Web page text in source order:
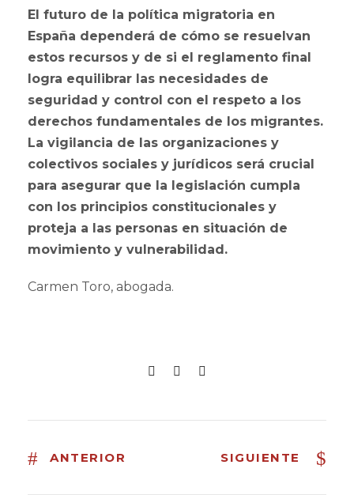
El futuro de la política migratoria en
España dependerá de cómo se resuelvan
estos recursos y de si el reglamento final
logra equilibrar las necesidades de
seguridad y control con el respeto a los
derechos fundamentales de los migrantes.
La vigilancia de las organizaciones y
colectivos sociales y jurídicos será crucial
para asegurar que la legislación cumpla
con los principios constitucionales y
proteja a las personas en situación de
movimiento y vulnerabilidad.
Carmen Toro, abogada.
ANTERIOR SIGUIENTE